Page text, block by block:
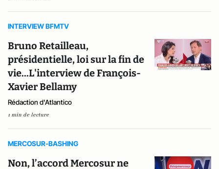
INTERVIEW BFMTV
Bruno Retailleau,
présidentielle, loi sur la fin de
vie...L'interview de François-
Xavier Bellamy
Rédaction d'Atlantico
1 min de lecture
MERCOSUR-BASHING
Non, l’accord Mercosur ne